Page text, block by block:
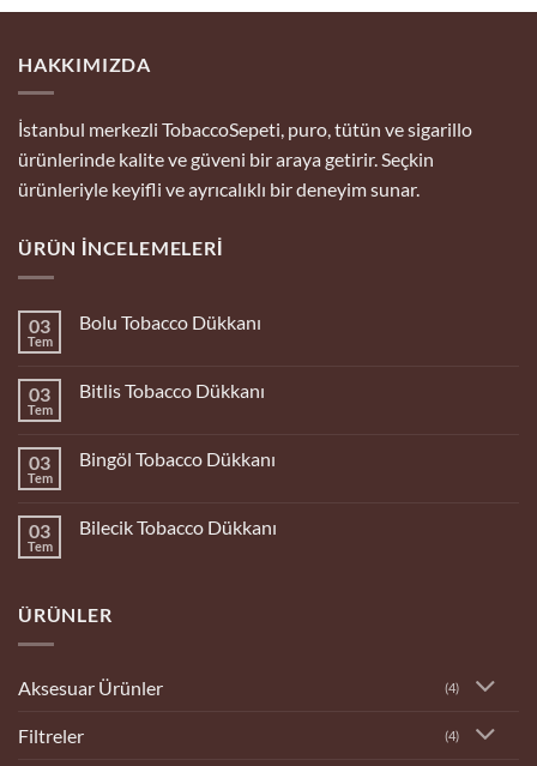
HAKKIMIZDA
İstanbul merkezli TobaccoSepeti, puro, tütün ve sigarillo
ürünlerinde kalite ve güveni bir araya getirir. Seçkin
ürünleriyle keyifli ve ayrıcalıklı bir deneyim sunar.
ÜRÜN İNCELEMELERI
03
Tem
Bolu Tobacco Dükkanı
Tobacco
03
Tem
Bitlis Tobacco Dükkanı
Tobacco
03
Tem
Bingöl Tobacco Dükkanı
Tobacco
03
Tem
Bilecik Tobacco Dükkanı
Dükkanı
ÜRÜNLER
Aksesuar Ürünler (4)
Filtreler (4)